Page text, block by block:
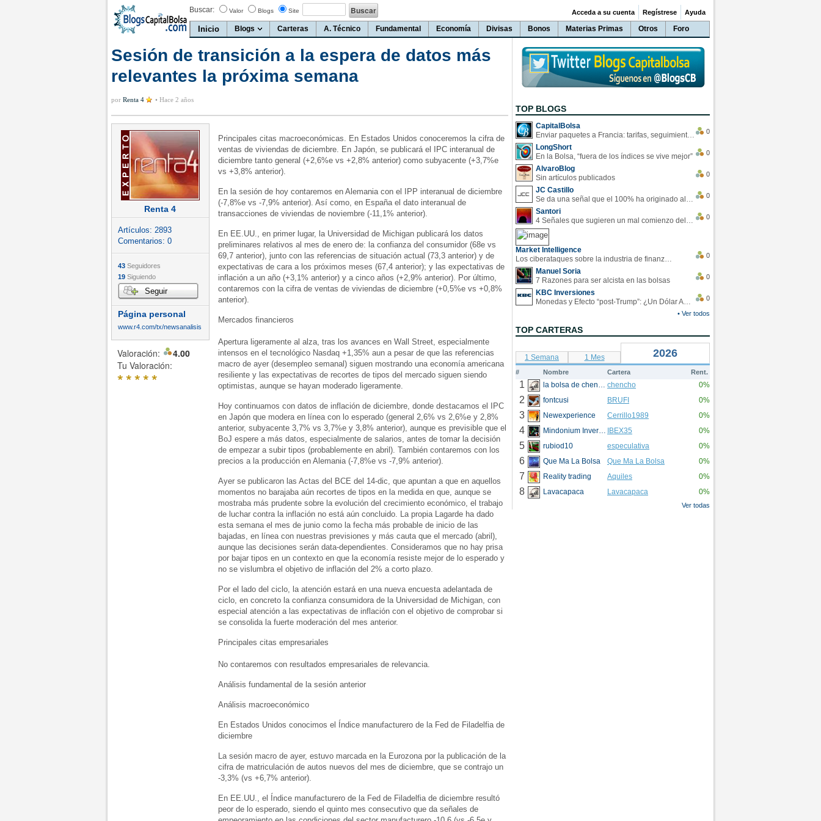
Buscar: Valor Blogs Site
Inicio Blogs Carteras A. Técnico Fundamental Economía Divisas Bonos Materias Primas Otros Foro
Acceda a su cuenta Regístrese Ayuda
Sesión de transición a la espera de datos más
relevantes la próxima semana
por Renta 4 • Hace 2 años
Renta 4
Artículos: 2893
Comentarios: 0
43 Seguidores
19 Siguiendo
Seguir
Página personal
www.r4.com/tx/newsanalisis
Valoración:
4.00
Tu Valoración:
*****
Principales citas macroeconómicas. En Estados Unidos conoceremos la cifra de
ventas de viviendas de diciembre. En Japón, se publicará el IPC interanual de
diciembre tanto general (+2,6%e vs +2,8% anterior) como subyacente (+3,7%e
vs +3,8% anterior).
En la sesión de hoy contaremos en Alemania con el IPP interanual de diciembre
(-7,8%e vs -7,9% anterior). Así como, en España el dato interanual de
transacciones de viviendas de noviembre (-11,1% anterior).
En EE.UU., en primer lugar, la Universidad de Michigan publicará los datos
preliminares relativos al mes de enero de: la confianza del consumidor (68e vs
69,7 anterior), junto con las referencias de situación actual (73,3 anterior) y de
expectativas de cara a los próximos meses (67,4 anterior); y las expectativas de
inflación a un año (+3,1% anterior) y a cinco años (+2,9% anterior). Por último,
contaremos con la cifra de ventas de viviendas de diciembre (+0,5%e vs +0,8%
anterior).
Mercados financieros
Apertura ligeramente al alza, tras los avances en Wall Street, especialmente
intensos en el tecnológico Nasdaq +1,35% aun a pesar de que las referencias
macro de ayer (desempleo semanal) siguen mostrando una economía americana
resiliente y las expectativas de recortes de tipos del mercado siguen siendo
optimistas, aunque se hayan moderado ligeramente.
Hoy continuamos con datos de inflación de diciembre, donde destacamos el IPC
en Japón que modera en línea con lo esperado (general 2,6% vs 2,6%e y 2,8%
anterior, subyacente 3,7% vs 3,7%e y 3,8% anterior), aunque es previsible que el
BoJ espere a más datos, especialmente de salarios, antes de tomar la decisión
de empezar a subir tipos (probablemente en abril). También contaremos con los
precios a la producción en Alemania (-7,8%e vs -7,9% anterior).
Ayer se publicaron las Actas del BCE del 14-dic, que apuntan a que en aquellos
momentos no barajaba aún recortes de tipos en la medida en que, aunque se
mostraba más prudente sobre la evolución del crecimiento económico, el trabajo
de luchar contra la inflación no está aún concluido. La propia Lagarde ha dado
esta semana el mes de junio como la fecha más probable de inicio de las
bajadas, en línea con nuestras previsiones y más cauta que el mercado (abril),
aunque las decisiones serán data-dependientes. Consideramos que no hay prisa
por bajar tipos en un contexto en que la economía resiste mejor de lo esperado y
no se vislumbra el objetivo de inflación del 2% a corto plazo.
Por el lado del ciclo, la atención estará en una nueva encuesta adelantada de
ciclo, en concreto la confianza consumidora de la Universidad de Michigan, con
especial atención a las expectativas de inflación con el objetivo de comprobar si
se consolida la fuerte moderación del mes anterior.
Principales citas empresariales
No contaremos con resultados empresariales de relevancia.
Análisis fundamental de la sesión anterior
Análisis macroeconómico
En Estados Unidos conocimos el Índice manufacturero de la Fed de Filadelfia de
diciembre
La sesión macro de ayer, estuvo marcada en la Eurozona por la publicación de la
cifra de matriculación de autos nuevos del mes de diciembre, que se contrajo un
-3,3% (vs +6,7% anterior).
En EE.UU., el Índice manufacturero de la Fed de Filadelfia de diciembre resultó
peor de lo esperado, siendo el quinto mes consecutivo que da señales de
TOP BLOGS
CapitalBolsa
Enviar paquetes a Francia: tarifas, seguimiento y ventajas destacadas
0
LongShort
En la Bolsa, “fuera de los índices se vive mejor”
0
AlvaroBlog
Sin artículos publicados
0
JC Castillo
Se da una señal que el 100% ha originado alzas en las bolsas
0
Santori
4 Señales que sugieren un mal comienzo del 3T de la economía EEUU
0
Market Intelligence
Los ciberataques sobre la industria de finanzas se han duplicado este año
0
Manuel Soria
7 Razones para ser alcista en las bolsas
0
KBC Inversiones
Monedas y Efecto “post-Trump”: ¿Un Dólar Americano operando en rangos?
0
• Ver todos
TOP CARTERAS
1 Semana 1 Mes 2026
# Nombre Cartera Rent.
1 la bolsa de chencho chencho 0%
2 fontcusi BRUFI 0%
3 Newexperience Cerrillo1989 0%
4 Mindonium Inversions IBEX35 0%
5 rubiod10 especulativa 0%
6 Que Ma La Bolsa Que Ma La Bolsa 0%
7 Reality trading Aquiles 0%
8 Lavacapaca Lavacapaca 0%
Ver todas